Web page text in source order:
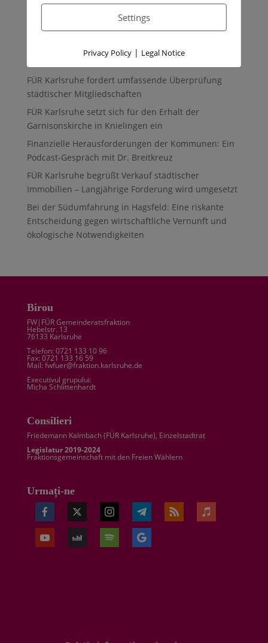
BNN+: Avalanșa de interes vine în oraș
FÜR Karlsruhe fordert umfassende Überprüfung
städtischer Mitgliedschaften
FÜR Karlsruhe setzt sich für den Erhalt der
Garnisonskirche in Knielingen ein
Finanzielle Herausforderungen der Kommunen: Ein
Podcast-Gespräch mit Dr. Breitkreuz
FÜR Karlsruhe begrüßt Verkauf städtischer
Immobilien – Langjährige Forderung wird umgesetzt
Bei der Südumfahrung in Hagsfeld: Eine riskante
Entscheidung gegen wirtschaftliche Vernunft und
ökologische Notwendigkeiten
Birou
FW|FÜR Gemeinderatsfraktion
Hebelstr. 13
76133 Karlsruhe
Telefon: 0721 133 10 96
Fax: 0721 133 16 59
Mail: fwfuer@fraktion.karlsruhe.de
Executivul grupului:
Micha Schlittenhardt
Consilieri
Friedemann Kalmbach (FÜR Karlsruhe), Einzelstadtrat
Legislatur 2019-2024
Fraktionsgemeinschaft mit den Freien Wählern
Urmați-ne
Settings
Privacy Policy| Legal Notice